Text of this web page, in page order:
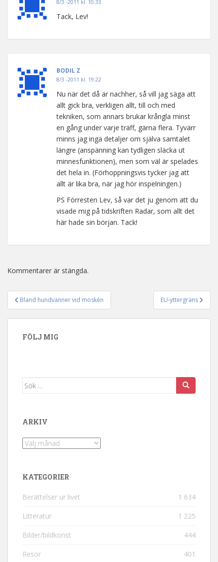
8/3 -2011 kl. 10:33
Tack, Lev!
BODIL Z
8/3 -2011 kl. 19:22
Nu när det då är nachher, så vill jag säga att
allt gick bra, verkligen allt, till och med
tekniken, som annars brukar krångla minst
en gång under varje träff, gärna flera. Tyvärr
minns jag inga detaljer om själva samtalet
längre (anspänning kan tydligen släcka ut
minnesfunktionen), men som väl är spelades
det hela in. (Förhoppningsvis tycker jag att
allt är lika bra, när jag hör inspelningen.)
PS Förresten Lev, så var det ju genom att du
visade mig på tidskriften Radar, som allt det
här hade sin början. Tack!
Kommentarer är stängda.
Inläggsnavigering
Bland hundvänner vid moskén EU-yttergräns
FÖLJ MIG
Sök efter:
ARKIV
Arkiv
KATEGORIER
Berättelser ur livet 1 634
Litteratur 1 225
Bilder/bildkonst 444
Resor 401